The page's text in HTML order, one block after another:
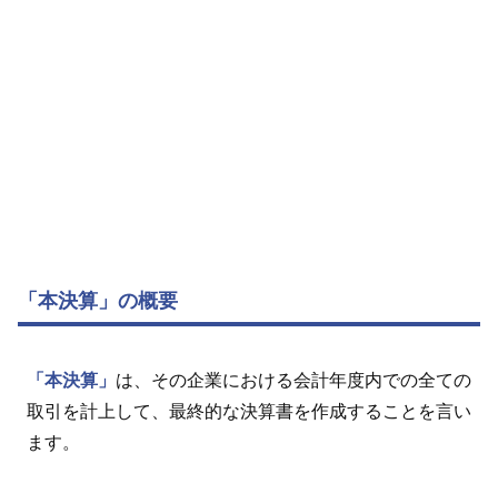
「本決算」の概要
「本決算」 は、その企業における会計年度内での全ての
取引を計上して、最終的な決算書を作成することを言い
ます。